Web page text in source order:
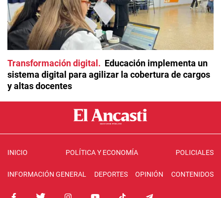
Transformación digital
Educación implementa un
sistema digital para agilizar la cobertura de cargos
y altas docentes
INICIO POLÍTICA Y ECONOMÍA POLICIALES
INFORMACIÓN GENERAL DEPORTES OPINIÓN CONTENIDOS